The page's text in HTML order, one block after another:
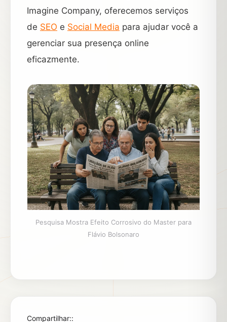
Imagine Company, oferecemos serviços
de SEO e Social Media para ajudar você a
gerenciar sua presença online
eficazmente.
Pesquisa Mostra Efeito Corrosivo do Master para
Flávio Bolsonaro
Compartilhar::